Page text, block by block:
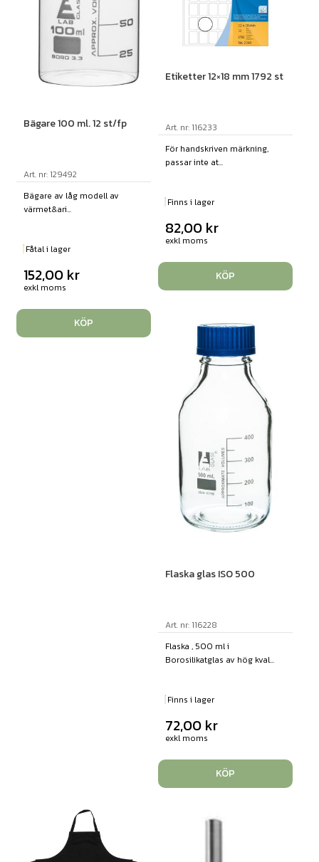
Bägare 100 ml. 12 st/fp
Art. nr: 129492
Bägare av låg modell av
värmet&ari...
Fåtal i lager
152,00 kr
exkl moms
KÖP
Etiketter 12×18 mm 1792 st
Art. nr: 116233
För handskriven märkning,
passar inte at...
Finns i lager
82,00 kr
exkl moms
KÖP
Flaska glas ISO 500
Art. nr: 116228
Flaska , 500 ml i
Borosilikatglas av hög kval...
Finns i lager
72,00 kr
exkl moms
KÖP